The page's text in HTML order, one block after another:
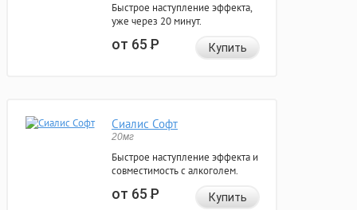
Быстрое наступление эффекта,
уже через 20 минут.
от 65Р Купить
Сиалис Софт
20мг
Быстрое наступление эффекта и
совместимость с алкоголем.
от 65Р Купить